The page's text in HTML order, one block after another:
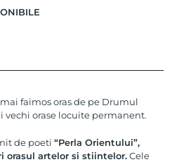
faimos oras de pe Drumul
vechi orase locuite permanent.
de poeti “Perla Orientului”,
orasul artelor si stiintelor.Cele